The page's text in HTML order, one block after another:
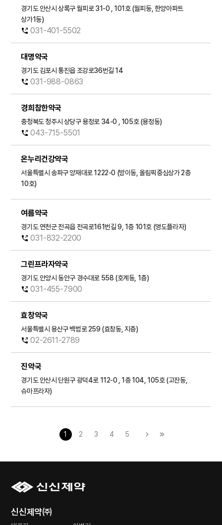
경기도 안산시 상록구 월피로 31-0 , 101호 (월피동, 한양아파트
상가1동)
031-401-5502
대명약국
경기도 김포시 통진읍 조강로36번길 14
031-988-0863
경희참한약국
충청북도 청주시 상당구 용정로 34-0 , 105호 (용정동)
043-715-5501
온누리건강약국
서울특별시 송파구 양재대로 1222-0 (방이동, 올림픽중심상가 2층
10호)
여름약국
경기도 연천군 전곡읍 전곡로161번길 9, 1층 101호 (영도플라자)
031-832-2200
그린프라자약국
경기도 안양시 동안구 경수대로 558 (호계동, 1층)
031-455-7900
효창약국
서울특별시 용산구 백범로 259 (효창동, 지층)
02-2611-2789
진약국
경기도 안산시 단원구 광덕4로 112-0 , 1층 104, 105호 (고잔동,
슈마프라자)
1 2 3 4 5
신신제약㈜